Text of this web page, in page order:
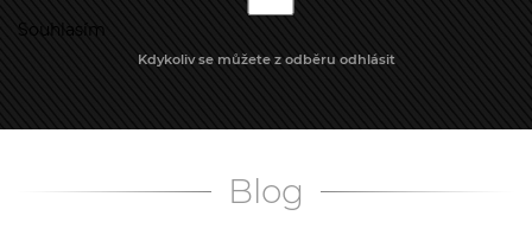
Souhlasím
Kdykoliv se můžete z odběru odhlásit
Blog